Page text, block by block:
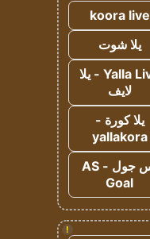
koora live
يلا شوت
Yalla Live - يلا
لايف
يلا كورة -
yallakora
اس جول - AS
Goal
!